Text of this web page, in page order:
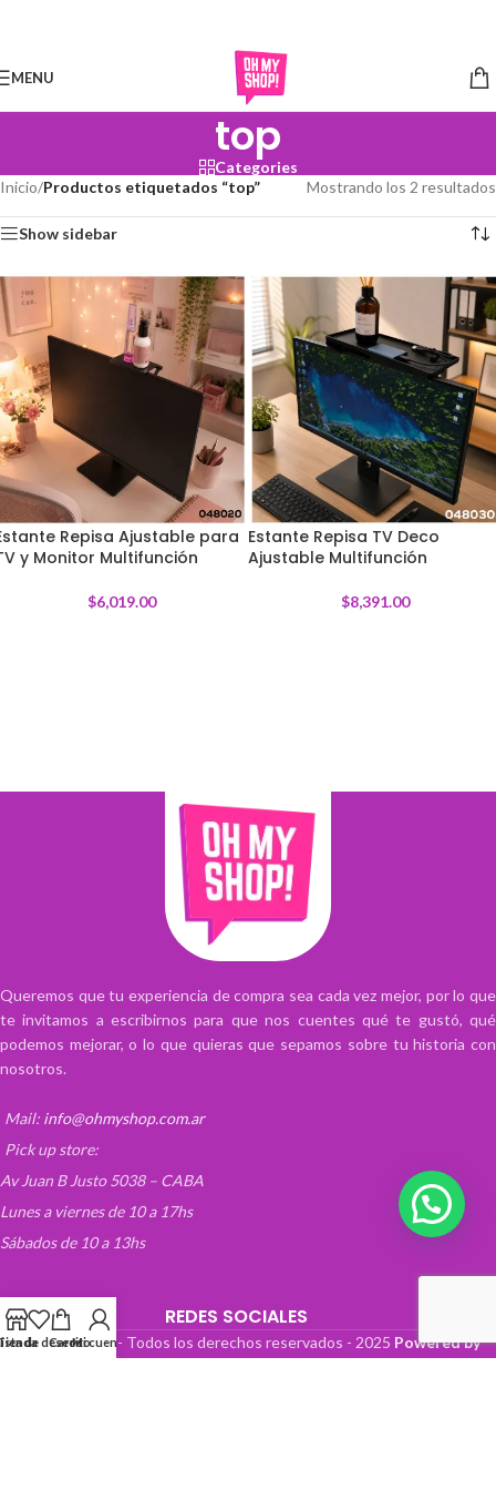
MENU
top
Categories
Inicio/Productos etiquetados “top” Mostrando los 2 resultados
Show sidebar
Repisa Ajustable para
y Monitor Multifunción
$6,019.00
Estante Repisa TV Deco
Ajustable Multifunción
$8,391.00
Queremos que tu experiencia de compra sea cada vez mejor, por lo que
te invitamos a escribirnos para que nos cuentes qué te gustó, qué
podemos mejorar, o lo que quieras que sepamos sobre tu historia con
nosotros.
Mail: info@ohmyshop.com.ar
Pick up store:
Av Juan B Justo 5038 – CABA
Lunes a viernes de 10 a 17hs
Sábados de 10 a 13hs
REDES SOCIALES
OhMyTienda! - Todos los derechos reservados - 2025 Powered by
de deseos
CarritoMi cuenta